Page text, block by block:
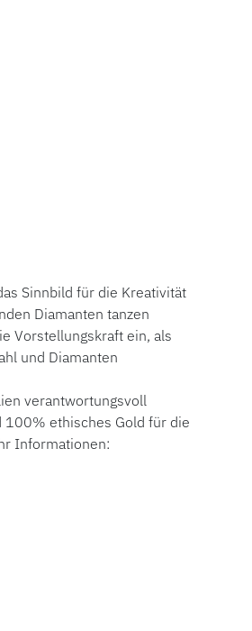
Sinnbild für die Kreativität
Diamanten tanzen
Vorstellungskraft ein, als
und Diamanten
verantwortungsvoll
ethisches Gold für die
Informationen: